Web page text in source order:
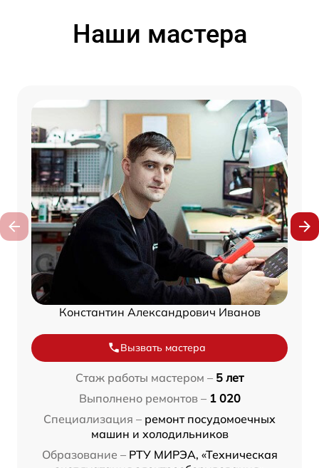
Наши мастера
Константин Александрович Иванов
Вызвать мастера
Стаж работы мастером – 5 лет
Выполнено ремонтов – 1 020
Специализация – ремонт посудомоечных
машин и холодильников
Образование – РТУ МИРЭА, «Техническая